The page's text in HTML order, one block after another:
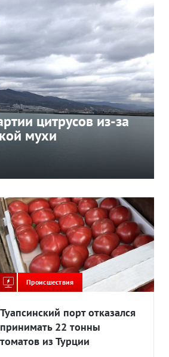
цитрусов из-за
мухи
Происшествия
Туапсинский порт отказался
принимать 22 тонны
томатов из Турции